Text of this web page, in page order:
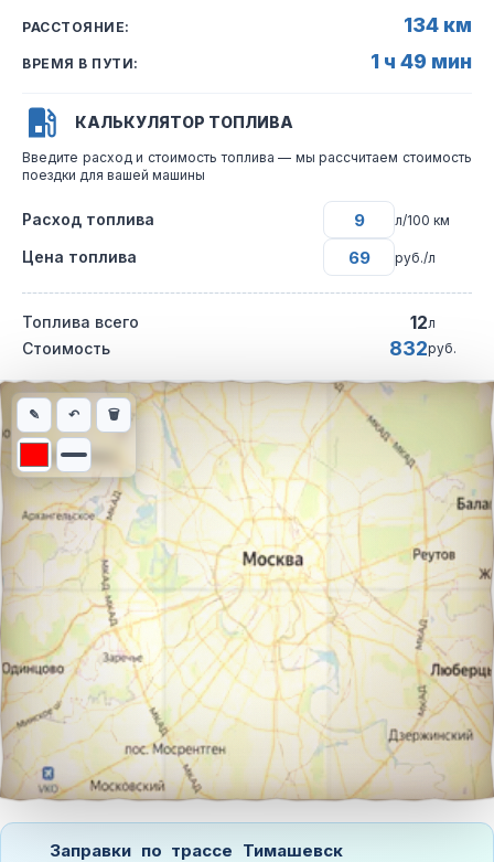
РАССТОЯНИЕ: 134 км
ВРЕМЯ В ПУТИ: 1 ч 49 мин
КАЛЬКУЛЯТОР ТОПЛИВА
Введите расход и стоимость топлива — мы рассчитаем стоимость
поездки для вашей машины
Расход топлива л/100 км
Цена топлива руб./л
Топлива всего 12л
Стоимость 832руб.
Интерактивная карта автомобильного маршрута из города
✎ ↶ 🗑
Заправки по трассе Тимашевск